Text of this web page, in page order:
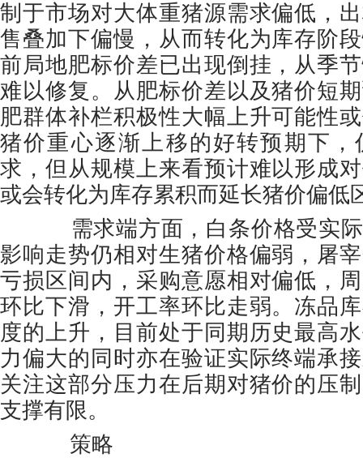
制于市场对大体重猪源需求偏低，
售叠加下偏慢，从而转化为库存阶
前局地肥标价差已出现倒挂，从季
难以修复。从肥标价差以及猪价短
肥群体补栏积极性大幅上升可能性
猪价重心逐渐上移的好转预期下，
求，但从规模上来看预计难以形成
或会转化为库存累积而延长猪价偏低
需求端方面，白条价格受实际
影响走势仍相对生猪价格偏弱，屠
亏损区间内，采购意愿相对偏低，
环比下滑，开工率环比走弱。冻品
度的上升，目前处于同期历史最高
力偏大的同时亦在验证实际终端承
关注这部分压力在后期对猪价的压
支撑有限。
策略